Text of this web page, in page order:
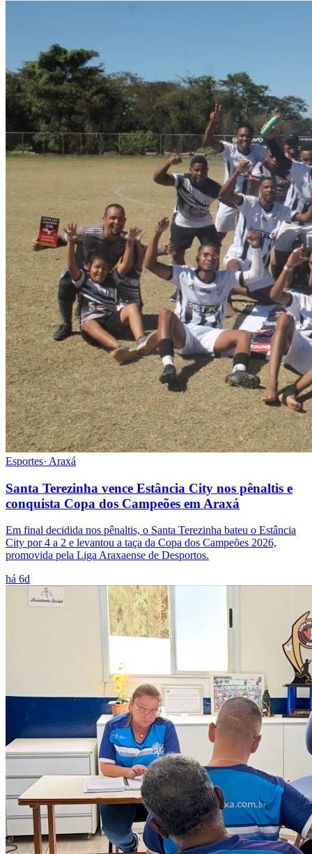
Esportes· Araxá
Santa Terezinha vence Estância City nos pênaltis e
conquista Copa dos Campeões em Araxá
Em final decidida nos pênaltis, o Santa Terezinha bateu o Estância
City por 4 a 2 e levantou a taça da Copa dos Campeões 2026,
promovida pela Liga Araxaense de Desportos.
há 6d